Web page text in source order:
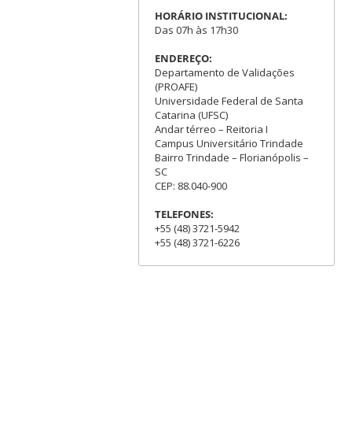
HORÁRIO INSTITUCIONAL:
Das 07h às 17h30
ENDEREÇO:
Departamento de Validações
(PROAFE)
Universidade Federal de Santa
Catarina (UFSC)
Andar térreo – Reitoria I
Campus Universitário Trindade
Bairro Trindade – Florianópolis –
SC
CEP: 88.040-900
TELEFONES:
+55 (48) 3721-5942
+55 (48) 3721-6226